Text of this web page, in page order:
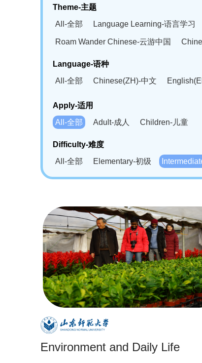
Theme-主题
All-全部
Language Learning-语言学习
Roam Wander Chinese-云游中国
Language-语种
All-全部
Chinese(ZH)-中文
Bahasa Melayu(MS)-马来语
Swahili(SW)-斯瓦西里语
Apply-适用
All-全部
Adult-成人 Children-儿童
Difficulty-难度
All-全部
Elementary-初级
Environment and Daily Life